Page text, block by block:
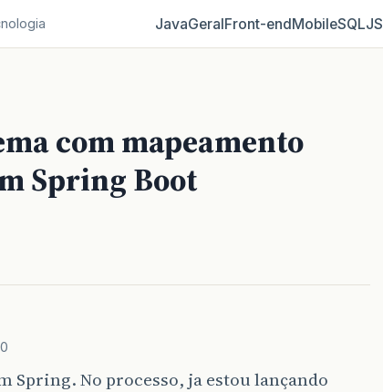
JavaGeralFront‑endMobileSQLJS
com mapeamento
Spring Boot
Spring. No processo, ja estou lançando